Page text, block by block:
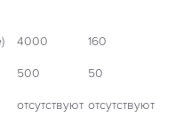
4000 160
500 50
отсутствуют отсутствуют